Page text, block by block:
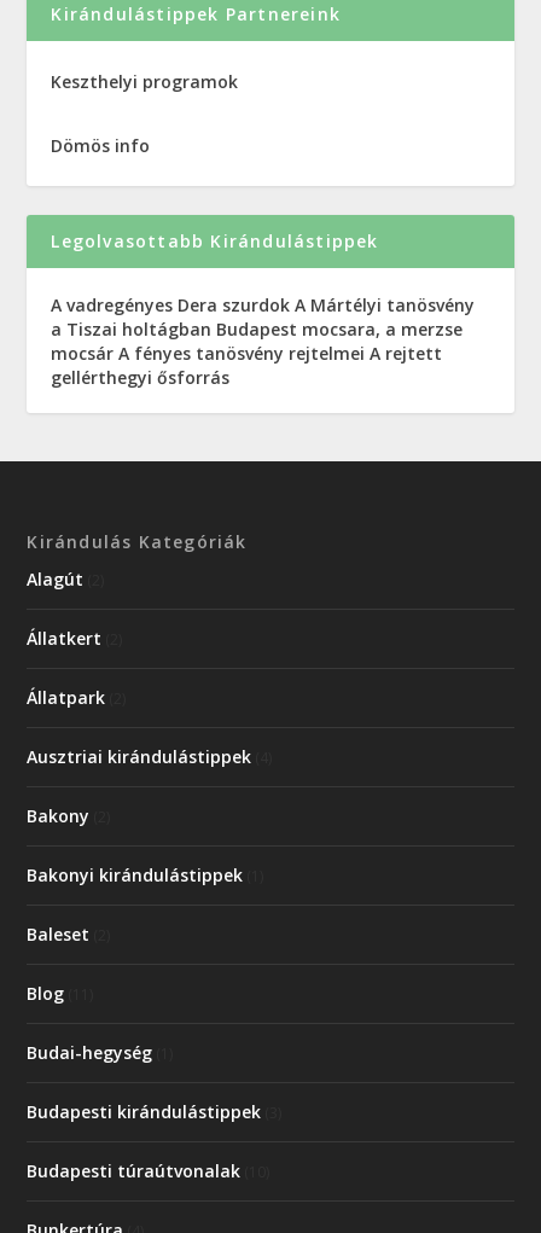
Kirándulástippek Partnereink
Keszthelyi programok
Dömös info
Legolvasottabb Kirándulástippek
A vadregényes Dera szurdok A Mártélyi tanösvény
a Tiszai holtágban Budapest mocsara, a merzse
mocsár A fényes tanösvény rejtelmei A rejtett
gellérthegyi ősforrás
Kirándulás Kategóriák
Alagút
Állatkert
Állatpark
Ausztriai kirándulástippek
Bakony
Bakonyi kirándulástippek
Baleset
Blog
Budai-hegység
Budapesti kirándulástippek
Budapesti túraútvonalak